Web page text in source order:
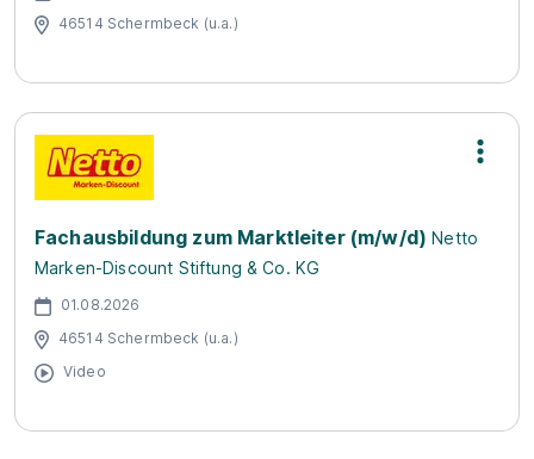
46514 Schermbeck (u.a.)
Fachausbildung zum Marktleiter (m/w/d) Netto
Marken-Discount Stiftung & Co. KG
01.08.2026
46514 Schermbeck (u.a.)
Video